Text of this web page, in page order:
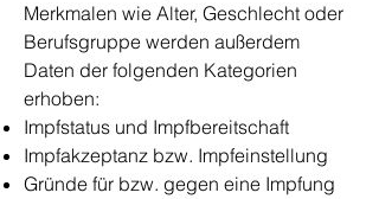
Merkmalen wie Alter, Geschlecht oder
Berufsgruppe werden außerdem
Daten der folgenden Kategorien
erhoben:
Impfstatus und Impfbereitschaft
Impfakzeptanz bzw. Impfeinstellung
Gründe für bzw. gegen eine Impfung